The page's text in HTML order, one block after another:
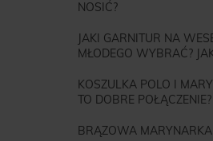
NOSIĆ?
JAKI GARNITUR NA
MŁODEGO WYBRAĆ?
KOSZULKA POLO I
TO DOBRE POŁĄCZENIE?
BRĄZOWA